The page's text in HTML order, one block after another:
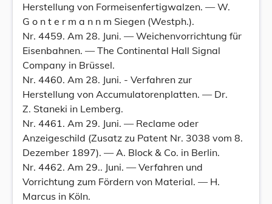
Herstellung von Formeisenfertigwalzen. — W.
G o n t e r m a n n m Siegen (Westph.).
Nr. 4459. Am 28. Juni. — Weichenvorrichtung für
Eisenbahnen. — The Continental Hall Signal
Company in Brüssel.
Nr. 4460. Am 28. Juni. - Verfahren zur
Herstellung von Accumulatorenplatten. — Dr.
Z. Staneki in Lemberg.
Nr. 4461. Am 29. Juni. — Reclame oder
Anzeigeschild (Zusatz zu Patent Nr. 3038 vom 8.
Dezember 1897). — A. Block & Co. in Berlin.
Nr. 4462. Am 29.. Juni. — Verfahren und
Vorrichtung zum Fördern von Material. — H.
Marcus in Köln.